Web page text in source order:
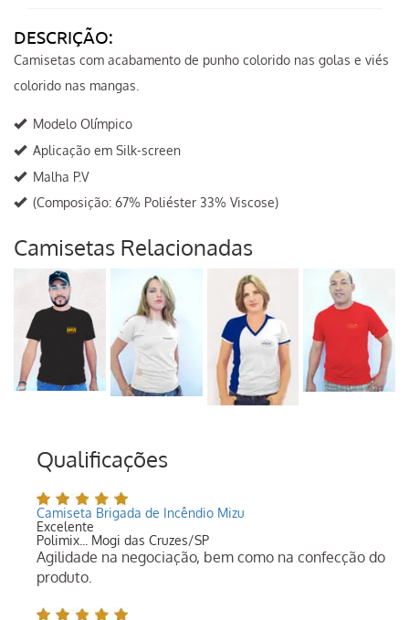
DESCRIÇÃO:
Camisetas com acabamento de punho colorido nas golas e viés
colorido nas mangas.
Modelo Olímpico
Aplicação em Silk-screen
Malha P.V
(Composição: 67% Poliéster 33% Viscose)
Camisetas Relacionadas
Qualificações
Camiseta Brigada de Incêndio Mizu
Excelente
Polimix... Mogi das Cruzes/SP
Agilidade na negociação, bem como na confecção do
produto.